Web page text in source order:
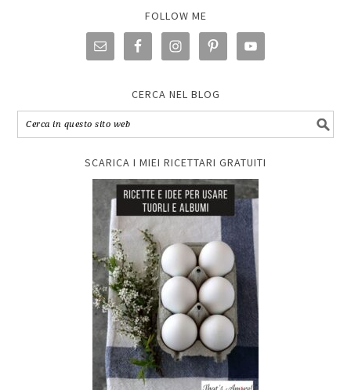
FOLLOW ME
CERCA NEL BLOG
SCARICA I MIEI RICETTARI GRATUITI